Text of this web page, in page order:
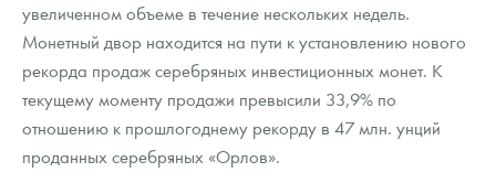
увеличенном объеме в течение нескольких недель.
Монетный двор находится на пути к установлению нового
рекорда продаж серебряных инвестиционных монет. К
текущему моменту продажи превысили 33,9% по
отношению к прошлогоднему рекорду в 47 млн. унций
проданных серебряных «Орлов».